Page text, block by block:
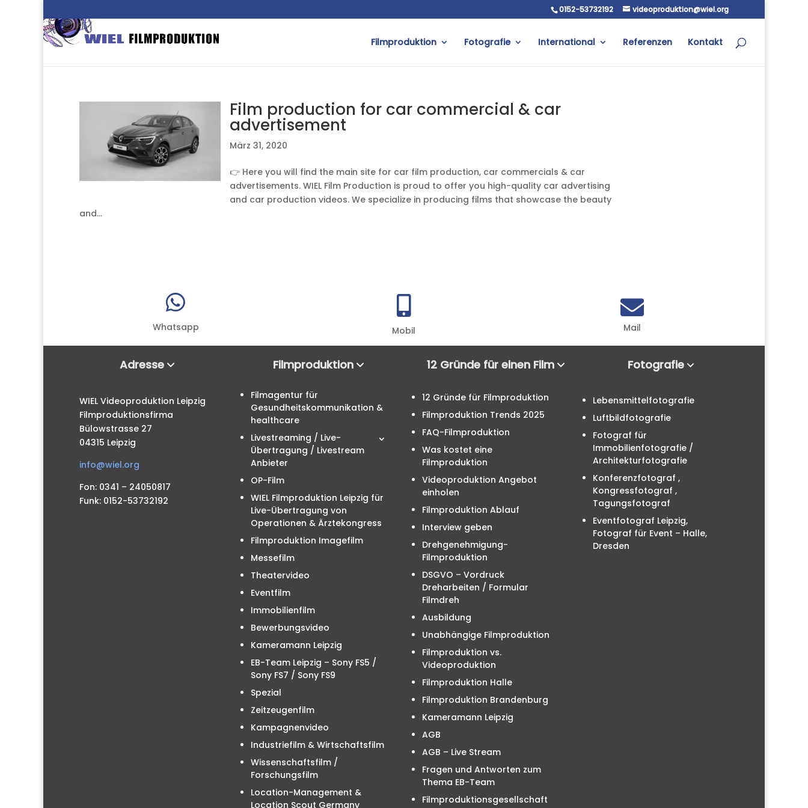
0152-53732192 videoproduktion@wiel.org
Filmproduktion Fotografie International Referenzen Kontakt
Film production for car commercial & car
advertisement
März 31, 2020
👉 Here you will find the main site for car film production, car commercials & car
advertisements. WIEL Film Production is proud to offer you high-quality car advertising
and car production videos. We specialize in producing films that showcase the beauty
and...

Whatsapp

Mobil

Mail
Adresse
WIEL Videoproduktion Leipzig
Filmproduktionsfirma
Bülowstrasse 27
04315 Leipzig
info@wiel.org
Fon: 0341 – 24050817
Funk: 0152-53732192
Filmproduktion
Filmagentur für
Gesundheitskommunikation &
healthcare
Livestreaming / Live-
Übertragung / Livestream
Anbieter
OP-Film
WIEL Filmproduktion Leipzig für
Live-Übertragung von
Operationen & Ärztekongress
Filmproduktion Imagefilm
Messefilm
Theatervideo
Eventfilm
Immobilienfilm
Bewerbungsvideo
Kameramann Leipzig
EB-Team Leipzig – Sony FS5 /
Sony FS7 / Sony FS9
Spezial
Zeitzeugenfilm
Kampagnenvideo
Industriefilm & Wirtschaftsfilm
Wissenschaftsfilm /
Forschungsfilm
Location-Management &
Location Scout Germany
12 Gründe für einen Film
12 Gründe für Filmproduktion
Filmproduktion Trends 2025
FAQ-Filmproduktion
Was kostet eine
Filmproduktion
Videoproduktion Angebot
einholen
Filmproduktion Ablauf
Interview geben
Drehgenehmigung-
Filmproduktion
DSGVO – Vordruck
Dreharbeiten / Formular
Filmdreh
Ausbildung
Unabhängige Filmproduktion
Filmproduktion vs.
Videoproduktion
Filmproduktion Halle
Filmproduktion Brandenburg
Kameramann Leipzig
AGB
AGB – Live Stream
Fragen und Antworten zum
Thema EB-Team
Filmproduktionsgesellschaft
Fotografie
Lebensmittelfotografie
Luftbildfotografie
Fotograf für
Immobilienfotografie /
Architekturfotografie
Konferenzfotograf ,
Kongressfotograf ,
Tagungsfotograf
Eventfotograf Leipzig,
Fotograf für Event – Halle,
Dresden